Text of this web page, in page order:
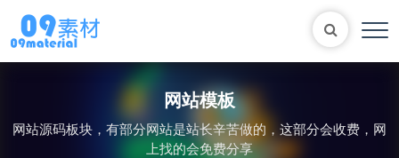
Bootstrap 表单 尼尔机械纪元 轮播
网站模板
网站源码板块，有部分网站是站长辛苦做的，这部分会收费，网
上找的会免费分享